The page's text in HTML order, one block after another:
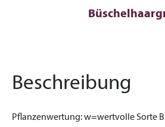
Beschreibung
Pflanzenwertung:w=wertvolle Sorte